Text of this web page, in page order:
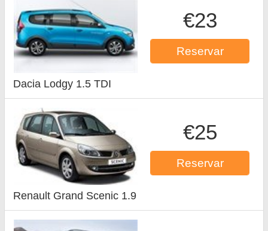
€23
Reservar
Dacia Lodgy 1.5 TDI
€25
Reservar
Renault Grand Scenic 1.9